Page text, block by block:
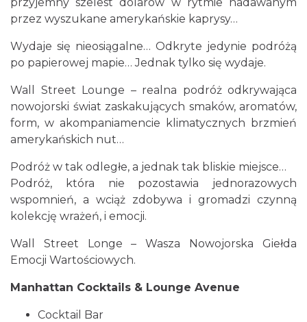
przez wyszukane amerykańskie kaprysy…
Wydaje się nieosiągalne… Odkryte jedynie podróżą
po papierowej mapie… Jednak tylko się wydaje.
Wall Street Lounge – realna podróż odkrywająca
nowojorski świat zaskakujących smaków, aromatów,
form, w akompaniamencie klimatycznych brzmień
amerykańskich nut…
Podróż w tak odległe, a jednak tak bliskie miejsce…
Podróż, która nie pozostawia jednorazowych
wspomnień, a wciąż zdobywa i gromadzi czynną
kolekcję wrażeń, i emocji.
Wall Street Longe – Wasza Nowojorska Giełda
Emocji Wartościowych.
Manhattan Cocktails & Lounge Avenue
Cocktail Bar